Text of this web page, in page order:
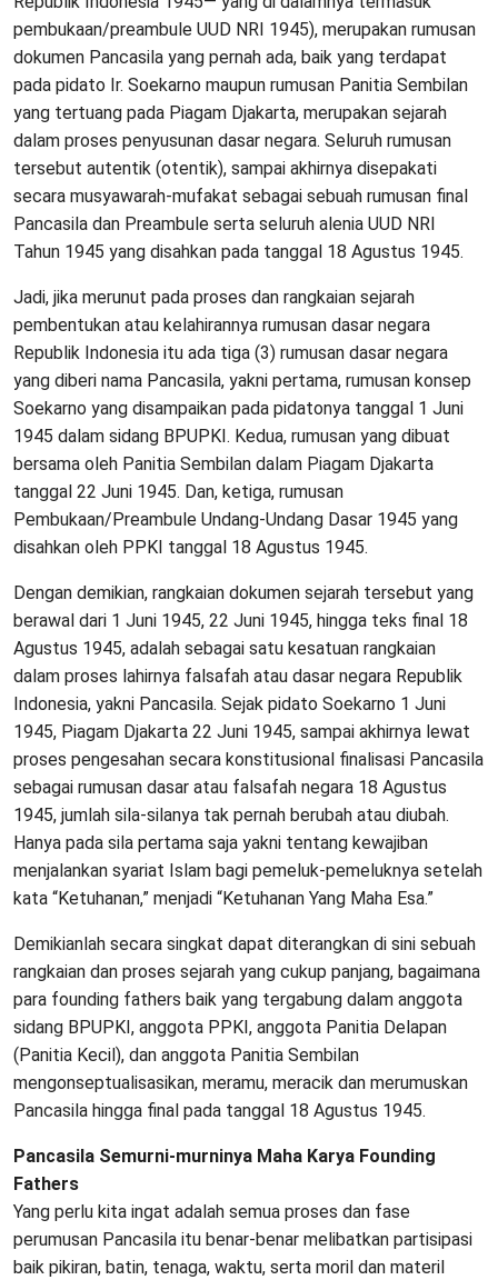
pembukaan/preambule UUD NRI 1945), merupakan rumusan
dokumen Pancasila yang pernah ada, baik yang terdapat
pada pidato Ir. Soekarno maupun rumusan Panitia Sembilan
yang tertuang pada Piagam Djakarta, merupakan sejarah
dalam proses penyusunan dasar negara. Seluruh rumusan
tersebut autentik (otentik), sampai akhirnya disepakati
secara musyawarah-mufakat sebagai sebuah rumusan final
Pancasila dan Preambule serta seluruh alenia UUD NRI
Tahun 1945 yang disahkan pada tanggal 18 Agustus 1945.
Jadi, jika merunut pada proses dan rangkaian sejarah
pembentukan atau kelahirannya rumusan dasar negara
Republik Indonesia itu ada tiga (3) rumusan dasar negara
yang diberi nama Pancasila, yakni pertama, rumusan konsep
Soekarno yang disampaikan pada pidatonya tanggal 1 Juni
1945 dalam sidang BPUPKI. Kedua, rumusan yang dibuat
bersama oleh Panitia Sembilan dalam Piagam Djakarta
tanggal 22 Juni 1945. Dan, ketiga, rumusan
Pembukaan/Preambule Undang-Undang Dasar 1945 yang
disahkan oleh PPKI tanggal 18 Agustus 1945.
Dengan demikian, rangkaian dokumen sejarah tersebut yang
berawal dari 1 Juni 1945, 22 Juni 1945, hingga teks final 18
Agustus 1945, adalah sebagai satu kesatuan rangkaian
dalam proses lahirnya falsafah atau dasar negara Republik
Indonesia, yakni Pancasila. Sejak pidato Soekarno 1 Juni
1945, Piagam Djakarta 22 Juni 1945, sampai akhirnya lewat
proses pengesahan secara konstitusional finalisasi Pancasila
sebagai rumusan dasar atau falsafah negara 18 Agustus
1945, jumlah sila-silanya tak pernah berubah atau diubah.
Hanya pada sila pertama saja yakni tentang kewajiban
menjalankan syariat Islam bagi pemeluk-pemeluknya setelah
kata “Ketuhanan,” menjadi “Ketuhanan Yang Maha Esa.”
Demikianlah secara singkat dapat diterangkan di sini sebuah
rangkaian dan proses sejarah yang cukup panjang, bagaimana
para founding fathers baik yang tergabung dalam anggota
sidang BPUPKI, anggota PPKI, anggota Panitia Delapan
(Panitia Kecil), dan anggota Panitia Sembilan
mengonseptualisasikan, meramu, meracik dan merumuskan
Pancasila hingga final pada tanggal 18 Agustus 1945.
Pancasila Semurni-murninya Maha Karya Founding
Fathers
Yang perlu kita ingat adalah semua proses dan fase
perumusan Pancasila itu benar-benar melibatkan partisipasi
baik pikiran, batin, tenaga, waktu, serta moril dan materil